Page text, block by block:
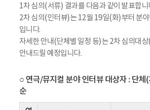
1차 심의(서류) 결과를 다음과 같이 발표합니
2차 심의(인터뷰)는 12월 19일(화)부터 분야
입니다.
자세한 안내(단체별 일정 등)는 2차 심의대
안내드릴 예정입니다.
○ 연극/뮤지컬 분야 인터뷰 대상자 : 단체
순